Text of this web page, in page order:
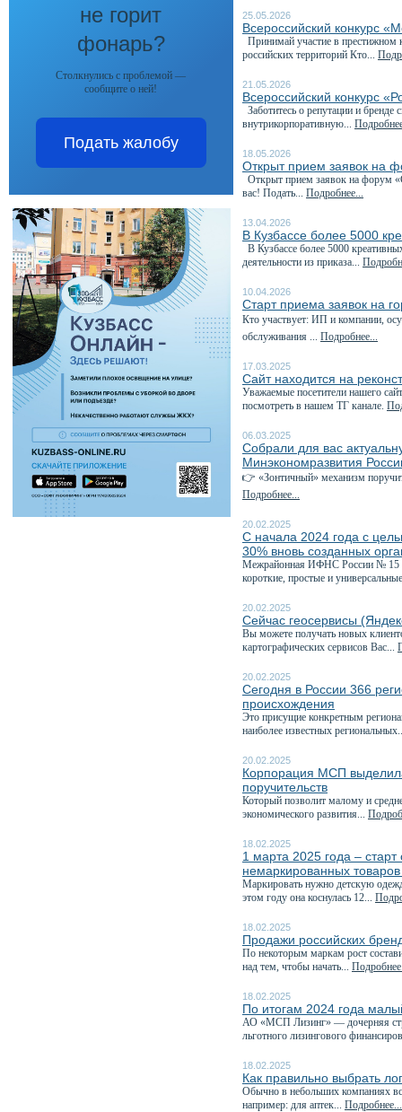
не горит
фонарь?
Столкнулись с проблемой —
сообщите о ней!
Подать жалобу
25.05.2026
Всероссийский конкурс
Принимай участие в престижном
российских территорий Кто...
21.05.2026
Всероссийский конкурс
Заботитесь о репутации и бренде
внутрикорпоративную...
18.05.2026
Открыт прием заявок на
Открыт прием заявок на форум
вас! Подать... Подробнее...
13.04.2026
В Кузбассе более 5000
В Кузбассе более 5000
деятельности из приказа...
10.04.2026
Старт приема заявок на
Кто участвует: ИП и компании,
обслуживания ... Подробнее...
17.03.2025
Сайт находится на
Уважаемые посетители нашего
посмотреть в нашем ТГ канале.
06.03.2025
Собрали для вас
Минэкономразвития
👉 «Зонтичный» механизм
Подробнее...
20.02.2025
С начала 2024 года с
30% вновь созданных
Межрайонная ИФНС России № 15
короткие, простые и
20.02.2025
Сейчас геосервисы
Вы можете получать новых
картографических сервисов Вас...
20.02.2025
Сегодня в России 366
происхождения
Это присущие конкретным
наиболее известных
20.02.2025
Корпорация МСП
поручительств
Который позволит малому и
экономического развития...
18.02.2025
1 марта 2025 года –
немаркированных
Маркировать нужно детскую
этом году она коснулась 12...
18.02.2025
Продажи российских
По некоторым маркам рост
над тем, чтобы начать...
18.02.2025
По итогам 2024 года
АО «МСП Лизинг» — дочерняя
льготного лизингового
18.02.2025
Как правильно выбрать
Обычно в небольших компаниях
например: для аптек... Подробнее...